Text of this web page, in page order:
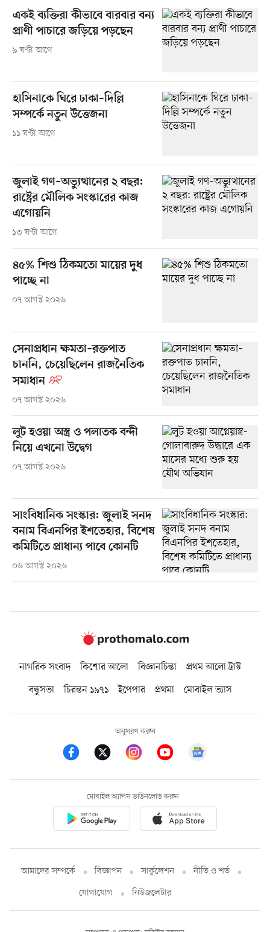
একই ব্যক্তিরা কীভাবে বারবার বন্য
প্রাণী পাচারে জড়িয়ে পড়ছেন
৯ ঘণ্টা আগে
হাসিনাকে ঘিরে ঢাকা–দিল্লি
সম্পর্কে নতুন উত্তেজনা
১১ ঘণ্টা আগে
জুলাই গণ–অভ্যুত্থানের ২ বছর:
রাষ্ট্রের মৌলিক সংস্কারের কাজ
এগোয়নি
১৩ ঘণ্টা আগে
৪৫% শিশু ঠিকমতো মায়ের দুধ
পাচ্ছে না
০৭ আগস্ট ২০২৬
সেনাপ্রধান ক্ষমতা–রক্তপাত
চাননি, চেয়েছিলেন রাজনৈতিক
সমাধান
০৭ আগস্ট ২০২৬
লুট হওয়া অস্ত্র ও পলাতক বন্দী
নিয়ে এখনো উদ্বেগ
০৭ আগস্ট ২০২৬
সাংবিধানিক সংস্কার: জুলাই সনদ
বনাম বিএনপির ইশতেহার, বিশেষ
কমিটিতে প্রাধান্য পাবে কোনটি
০৬ আগস্ট ২০২৬
নাগরিক সংবাদ কিশোর আলো বিজ্ঞানচিন্তা
প্রথম আলো ট্রাস্ট
বন্ধুসভা
চিরন্তন ১৯৭১ ইপেপার প্রথমা মোবাইল ভ্যাস
অনুসরণ করুন
মোবাইল অ্যাপস ডাউনলোড করুন
আমাদের সম্পর্কে বিজ্ঞাপন সার্কুলেশন
নীতি ও শর্ত
যোগাযোগ
নিউজলেটার